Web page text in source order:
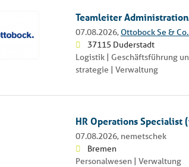
Teamleiter
07.08.2026, Ottobock Se & Co.
37115 Duderstadt
Logistik | Geschäftsführung
strategie | Verwaltung
HR Operations Specialist
07.08.2026, nemetschek
Bremen
Personalwesen | Verwaltung